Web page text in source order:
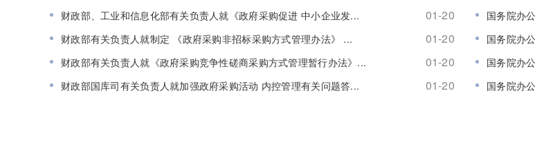
财政部、工业和信息化部有关负责人就《政府采购促进 中小企业发... 01-20
财政部有关负责人就制定 《政府采购非招标采购方式管理办法》 ... 01-20
财政部有关负责人就《政府采购竞争性磋商采购方式管理暂行办法》... 01-20
财政部国库司有关负责人就加强政府采购活动 内控管理有关问题答... 01-20
国务院办
国务院办
国务院办
国务院办